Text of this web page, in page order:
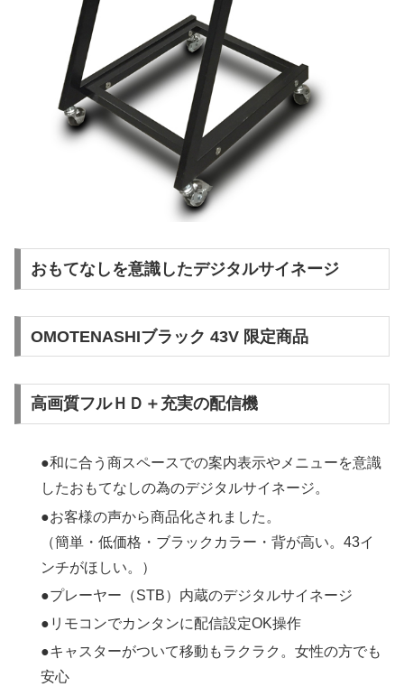
おもてなしを意識したデジタルサイネージ
OMOTENASHIブラック 43V 限定商品
高画質フルＨＤ＋充実の配信機
●和に合う商スペースでの案内表示やメニューを意識
したおもてなしの為のデジタルサイネージ。
●お客様の声から商品化されました。
（簡単・低価格・ブラックカラー・背が高い。43イ
ンチがほしい。）
●プレーヤー（STB）内蔵のデジタルサイネージ
●リモコンでカンタンに配信設定OK操作
●キャスターがついて移動もラクラク。女性の方でも
安心